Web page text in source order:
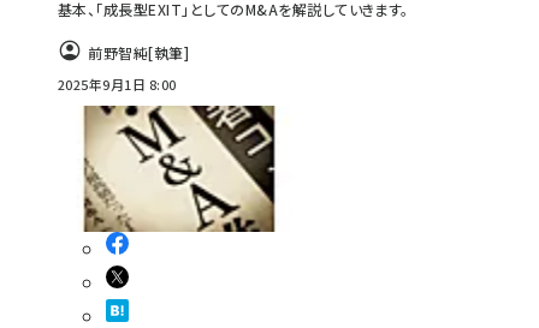
基本、「成長型EXIT」としてのM&Aを解説していきます。
前野智純[執筆]
2025年9月1日 8:00